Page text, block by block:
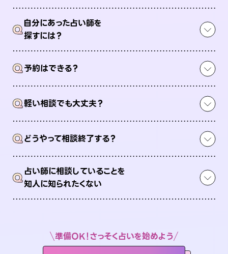
Q自分にあった占い師を
探すには？
Q予約はできる？
Q軽い相談でも大丈夫？
Qどうやって相談終了する？
Q占い師に相談していることを
知人に知られたくない
準備OK！さっそく占いを始めよう